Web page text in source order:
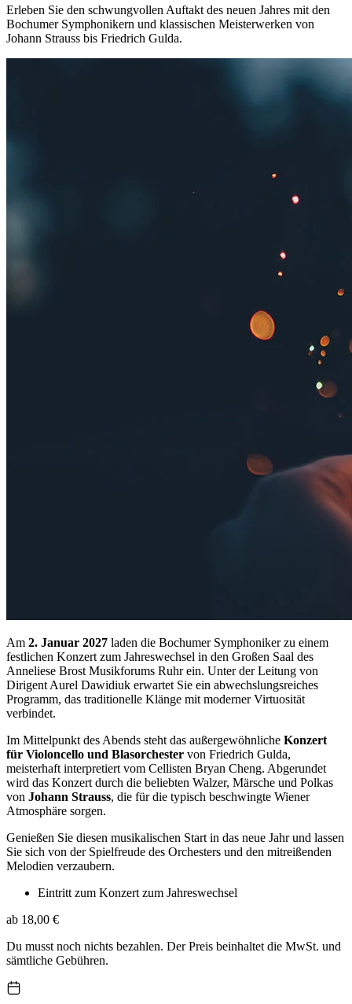
Erleben Sie den schwungvollen Auftakt des neuen Jahres mit den
Bochumer Symphonikern und klassischen Meisterwerken von
Johann Strauss bis Friedrich Gulda.
Am 2. Januar 2027 laden die Bochumer Symphoniker zu einem
festlichen Konzert zum Jahreswechsel in den Großen Saal des
Anneliese Brost Musikforums Ruhr ein. Unter der Leitung von
Dirigent Aurel Dawidiuk erwartet Sie ein abwechslungsreiches
Programm, das traditionelle Klänge mit moderner Virtuosität
verbindet.
Im Mittelpunkt des Abends steht das außergewöhnliche Konzert
für Violoncello und Blasorchester von Friedrich Gulda,
meisterhaft interpretiert vom Cellisten Bryan Cheng. Abgerundet
wird das Konzert durch die beliebten Walzer, Märsche und Polkas
von Johann Strauss, die für die typisch beschwingte Wiener
Atmosphäre sorgen.
Genießen Sie diesen musikalischen Start in das neue Jahr und lassen
Sie sich von der Spielfreude des Orchesters und den mitreißenden
Melodien verzaubern.
Eintritt zum Konzert zum Jahreswechsel
ab 18,00 €
Du musst noch nichts bezahlen. Der Preis beinhaltet die MwSt. und
sämtliche Gebühren.